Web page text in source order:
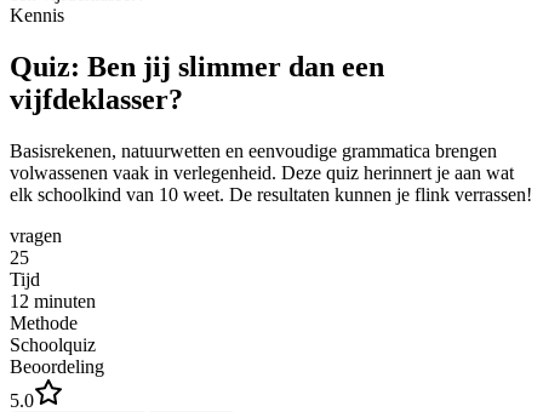
Kennis
Quiz: Ben jij slimmer dan een
vijfdeklasser?
Basisrekenen, natuurwetten en eenvoudige grammatica brengen
volwassenen vaak in verlegenheid. Deze quiz herinnert je aan wat
elk schoolkind van 10 weet. De resultaten kunnen je flink verrassen!
vragen
25
Tijd
12 minuten
Methode
Schoolquiz
Beoordeling
5.0